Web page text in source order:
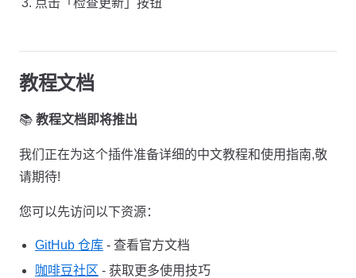
点击「检查更新」按钮
教程文档
📚 教程文档即将推出
我们正在为这个插件准备详细的中文教程和使用指南,敬
请期待!
您可以先访问以下资源：
GitHub 仓库 - 查看官方文档
咖啡豆社区 - 获取更多使用技巧